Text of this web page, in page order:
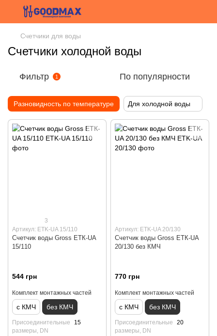
Счетчики для воды
Счетчики холодной воды
Фильтр 1 По популярности
Разновидность по температуре Для холодной воды
3
Артикул: ETK-UA 15/110
Счетчик воды Gross ETК-UA
15/110
544 грн
Комплект монтажных частей
с КМЧ без КМЧ
Присоединительные
размеры, DN
15
Артикул: ETK-UA 20/130
Счетчик воды Gross ETК-UA
20/130 без КМЧ
770 грн
Комплект монтажных частей
с КМЧ без КМЧ
Присоединительные
размеры, DN
20